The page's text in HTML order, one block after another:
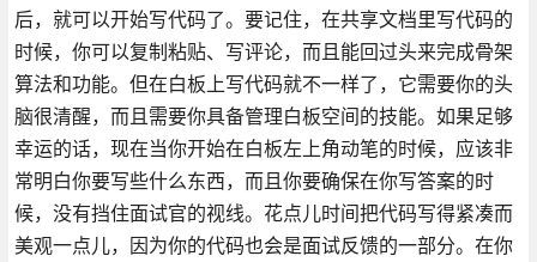
后，就可以开始写代码了。要记住，在共享文档里写代码的
时候，你可以复制粘贴、写评论，而且能回过头来完成骨架
算法和功能。但在白板上写代码就不一样了，它需要你的头
脑很清醒，而且需要你具备管理白板空间的技能。如果足够
幸运的话，现在当你开始在白板左上角动笔的时候，应该非
常明白你要写些什么东西，而且你要确保在你写答案的时
候，没有挡住面试官的视线。花点儿时间把代码写得紧凑而
美观一点儿，因为你的代码也会是面试反馈的一部分。在你